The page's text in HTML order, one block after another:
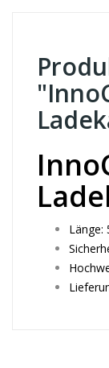
Länge: